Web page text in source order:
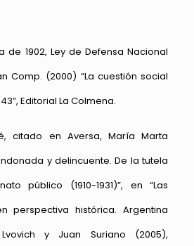
de 1902, Ley de Defensa Nacional
Comp. (2000) “La cuestión social
Editorial La Colmena.
citado en Aversa, María Marta
y delincuente. De la tutela
público (1910-1931)”, en “Las
perspectiva histórica. Argentina
Lvovich y Juan Suriano (2005),